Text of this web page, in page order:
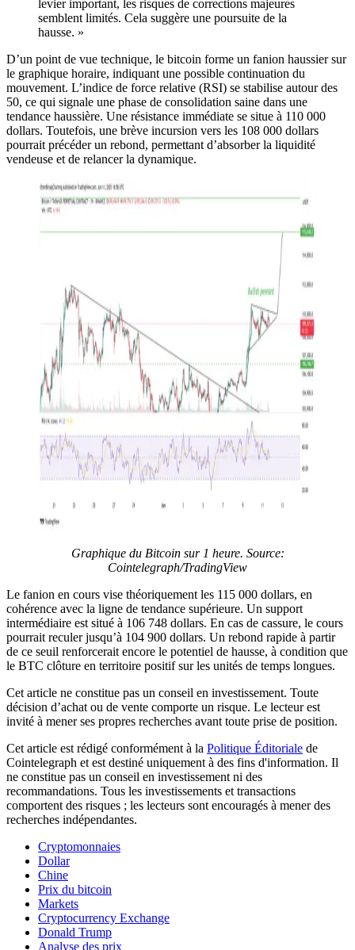
levier important, les risques de corrections majeures
semblent limités. Cela suggère une poursuite de la
hausse. »
D’un point de vue technique, le bitcoin forme un fanion haussier sur
le graphique horaire, indiquant une possible continuation du
mouvement. L’indice de force relative (RSI) se stabilise autour des
50, ce qui signale une phase de consolidation saine dans une
tendance haussière. Une résistance immédiate se situe à 110 000
dollars. Toutefois, une brève incursion vers les 108 000 dollars
pourrait précéder un rebond, permettant d’absorber la liquidité
vendeuse et de relancer la dynamique.
Graphique du Bitcoin sur 1 heure. Source:
Cointelegraph/TradingView
Le fanion en cours vise théoriquement les 115 000 dollars, en
cohérence avec la ligne de tendance supérieure. Un support
intermédiaire est situé à 106 748 dollars. En cas de cassure, le cours
pourrait reculer jusqu’à 104 900 dollars. Un rebond rapide à partir
de ce seuil renforcerait encore le potentiel de hausse, à condition que
le BTC clôture en territoire positif sur les unités de temps longues.
Cet article ne constitue pas un conseil en investissement. Toute
décision d’achat ou de vente comporte un risque. Le lecteur est
invité à mener ses propres recherches avant toute prise de position.
Cet article est rédigé conformément à la Politique Éditoriale de
Cointelegraph et est destiné uniquement à des fins d'information. Il
ne constitue pas un conseil en investissement ni des
recommandations. Tous les investissements et transactions
comportent des risques ; les lecteurs sont encouragés à mener des
recherches indépendantes.
Cryptomonnaies
Dollar
Chine
Prix du bitcoin
Markets
Cryptocurrency Exchange
Donald Trump
Analyse des prix